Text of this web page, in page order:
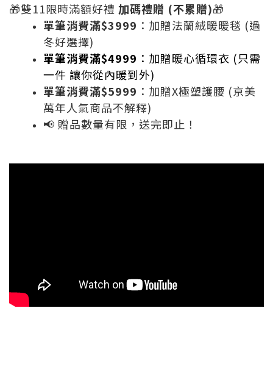
🎁雙11限時滿額好禮 加碼禮贈 (不累贈)🎁
單筆消費滿$3999 ：加贈法蘭絨暖暖毯 (過
冬好選擇)
單筆消費滿$4999 ：加贈暖心循環衣 (只需
一件 讓你從內暖到外)
單筆消費滿$5999 ：加贈X極塑護腰 (京美
萬年人氣商品不解釋)
📢 贈品數量有限，送完即止！